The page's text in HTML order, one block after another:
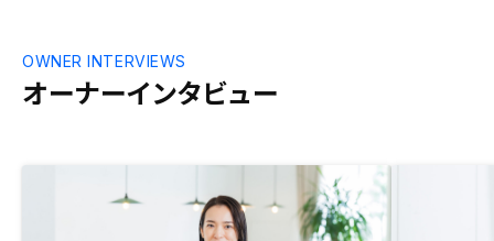
オーナーインタビュー
OWNER INTERVIEWS